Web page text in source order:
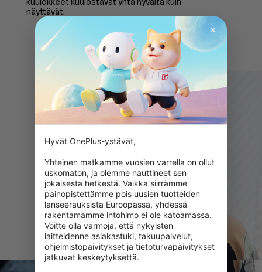
näyttävät.
Hyvät OnePlus-ystävät,
Yhteinen matkamme vuosien varrella on ollut
uskomaton, ja olemme nauttineet sen
jokaisesta hetkestä. Vaikka siirrämme
painopistettämme pois uusien tuotteiden
lanseerauksista Euroopassa, yhdessä
rakentamamme intohimo ei ole katoamassa.
Voitte olla varmoja, että nykyisten
laitteidenne asiakastuki, takuupalvelut,
ohjelmistopäivitykset ja tietoturvapäivitykset
jatkuvat keskeytyksettä.